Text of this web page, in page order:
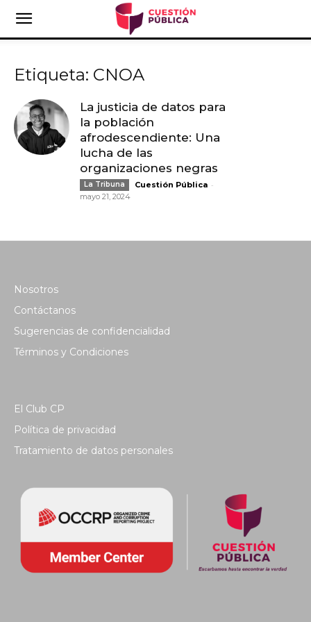
Etiqueta: CNOA
La justicia de datos para
la población
afrodescendiente: Una
lucha de las
organizaciones negras
La Tribuna Cuestión Pública -
mayo 21, 2024
Nosotros
Contáctanos
Sugerencias de confidencialidad
Términos y Condiciones
El Club CP
Política de privacidad
Tratamiento de datos personales